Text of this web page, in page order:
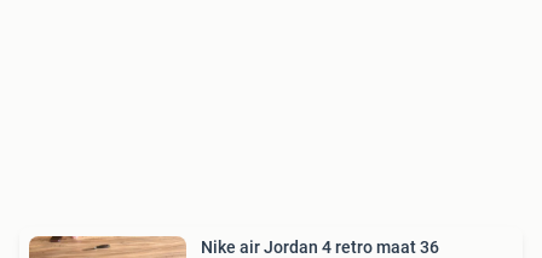
Nike air Jordan 4 retro maat 36